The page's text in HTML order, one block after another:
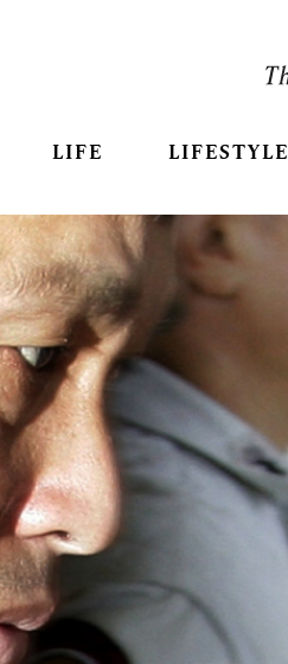
LIFE LIFESTYLE